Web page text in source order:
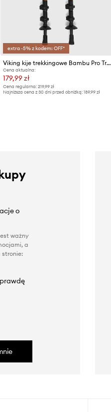
extra -5% z kodem: OFF*
Viking kije trekkingowe Bambu Pro Trekking
Cena aktualna:
179,99 zł
Cena regularna: 219,99 zł
Najniższa cena z 30 dni przed obniżką: 189,99 zł
o
ważny
a
stronie: